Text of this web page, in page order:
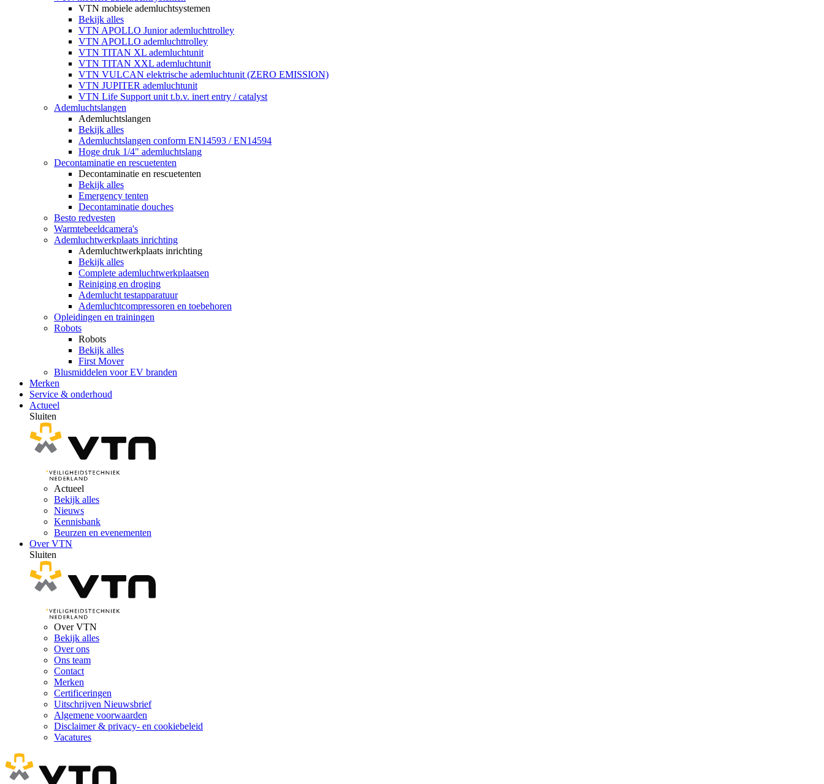
VTN mobiele ademluchtsystemen
Bekijk alles
VTN APOLLO Junior ademluchttrolley
VTN APOLLO ademluchttrolley
VTN TITAN XL ademluchtunit
VTN TITAN XXL ademluchtunit
VTN VULCAN elektrische ademluchtunit (ZERO EMISSION)
VTN JUPITER ademluchtunit
VTN Life Support unit t.b.v. inert entry / catalyst
Ademluchtslangen
Ademluchtslangen
Bekijk alles
Ademluchtslangen conform EN14593 / EN14594
Hoge druk 1/4" ademluchtslang
Decontaminatie en rescuetenten
Decontaminatie en rescuetenten
Bekijk alles
Emergency tenten
Decontaminatie douches
Besto redvesten
Warmtebeeldcamera's
Ademluchtwerkplaats inrichting
Ademluchtwerkplaats inrichting
Bekijk alles
Complete ademluchtwerkplaatsen
Reiniging en droging
Ademlucht testapparatuur
Ademluchtcompressoren en toebehoren
Opleidingen en trainingen
Robots
Robots
Bekijk alles
First Mover
Blusmiddelen voor EV branden
Merken
Service & onderhoud
Actueel
Sluiten
Actueel
Bekijk alles
Nieuws
Kennisbank
Beurzen en evenementen
Over VTN
Sluiten
Over VTN
Bekijk alles
Over ons
Ons team
Contact
Merken
Certificeringen
Uitschrijven Nieuwsbrief
Algemene voorwaarden
Disclaimer & privacy- en cookiebeleid
Vacatures